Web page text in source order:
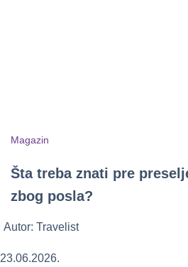
Magazin
Šta treba znati pre
zbog posla?
Autor: Travelist
23.06.2026.